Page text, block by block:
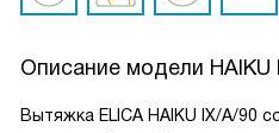
Описание модели
Вытяжка ELICA HAIKU IX/A/90